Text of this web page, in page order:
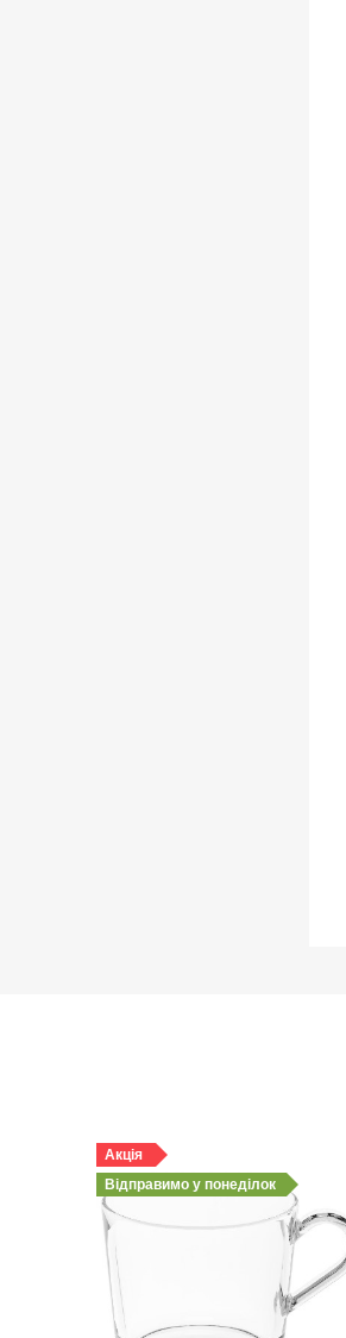
Акція
Відправимо у понеділок